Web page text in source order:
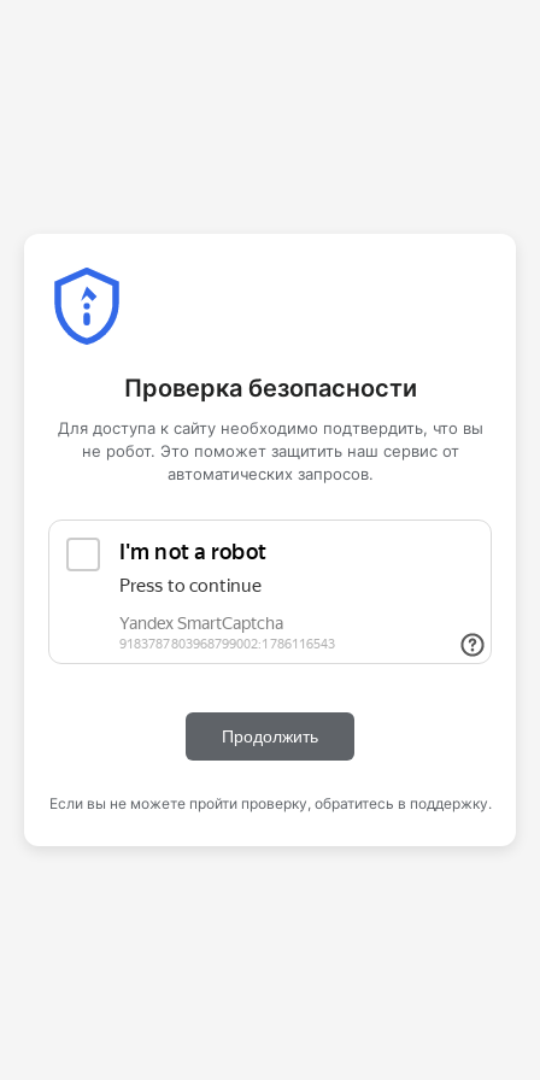
Проверка безопасности
Для доступа к сайту необходимо подтвердить, что вы
не робот. Это поможет защитить наш сервис от
автоматических запросов.
Продолжить
Если вы не можете пройти проверку, обратитесь в поддержку.